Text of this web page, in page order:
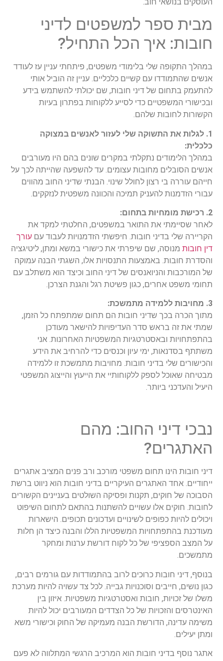
מבית ספר למשפטים לדיני
חובות: איך הכל התחיל?
במהלך התקופה שלי בלימודי משפטים, פיתחתי עניין עז לעודד
אנשים שהתמודדו עם קשיים כלכליים. עניין זה הוביל אותי
להתעמק בתחום של דיני חובות, שם יכולתי להשתמש בידע
ובכישורי המשפטיים כדי לסייע ללקוחות בפתרון בעיות
הקשורות לחובות שלהם.
1. לגלות את התשוקה שלי לעזור לאנשים במצוקה
כלכלית:
במהלך הלימודים נתקלתי במקרים שונים בהם היו מעורבים
אנשים הסובלים מחובות עצומים. עד להשפעה שהייתה לכך על
חייהם עוררה בי רצון לחולל שינוי. הבנתי שדיני החוב מהווים
עבורי הזדמנות להעניק תמיכה והכוונה משפטית לנזקקים.
2. רכישת מומחיות בתחום:
לאחר שסיימתי את התואר במשפטים, החלטתי למקד את
הקריירה שלי בדיני חובות. חיפשתי הזדמנויות לעבוד עם עורך
דין חובות מנוסה, שם שיפרתי את כישורי במשא ומתן, ליטיגציה
והסדרת חובות. באמצעות התנסויות אלו, השגתי הבנה עמוקה
של המורכבות והניואנסים של דיני החוב וכיצד הוא משתלב עם
תחומי משפט אחרים, כגון פשיטת רגל והגנת הצרכן.
3. מחויבות ללמידה מתמשכת:
מתוך הכרה בכך שדיני חובות הם תחום שמתפתח כל הזמן,
שמתי את זה בראש סדר העדיפויות להישאר מעודכן
בהתפתחויות ובאסטרטגיות המשפטיות האחרונות. אני
משתתף בסדנאות, ימי עיון וכנסים כדי להרחיב את הידע
והכישורים שלי בדיני חובות. מחויבות מתמשכת זו ללמידה
מבטיחה שאוכל לספק ללקוחותיי את הייעוץ והייצוג המשפטי
היעיל והעדכני ביותר.
נבכי דיני החוב: מהם
האתגרים?
דיני חובות הינו תחום משפטי מורכב ורב פנים המציב אתגרים
ייחודיים. אחד האתגרים העיקריים בדיני חובות הוא ניווט ברשת
הסבוכה של חוקים, תקנות ופסיקה השולטים בעניינים הקשורים
לחובות. חוקים אלו עשויים להשתנות בהתאם לתחום השיפוט
ויכולים להיות כפופים לשינויים ועדכונים תכופים. הישארות
מעודכנת בהתפתחויות המשפטיות הללו והבנה כיצד הן חלות
על המצב הספציפי של כל לקוח דורשת ערנות ומחקר
מתמשכים.
בנוסף, דיני חובות כרוכים לרוב בהתמודדות עם גורמים רבים,
כגון נושים, חייבים וסוכנויות גבייה. לכל צד עשויה להיות מערכת
משלו של זכויות, חובות ואסטרטגיות משפטיות. איזון בין
האינטרסים והזכויות של כל הצדדים המעורבים יכול להיות
משימה עדינה, הדורשת הבנה מעמיקה של החוק וכישורי משא
ומתן יעילים.
אתגר נוסף בדיני חובות הוא המרכיב הרגשי המתלווה לא פעם